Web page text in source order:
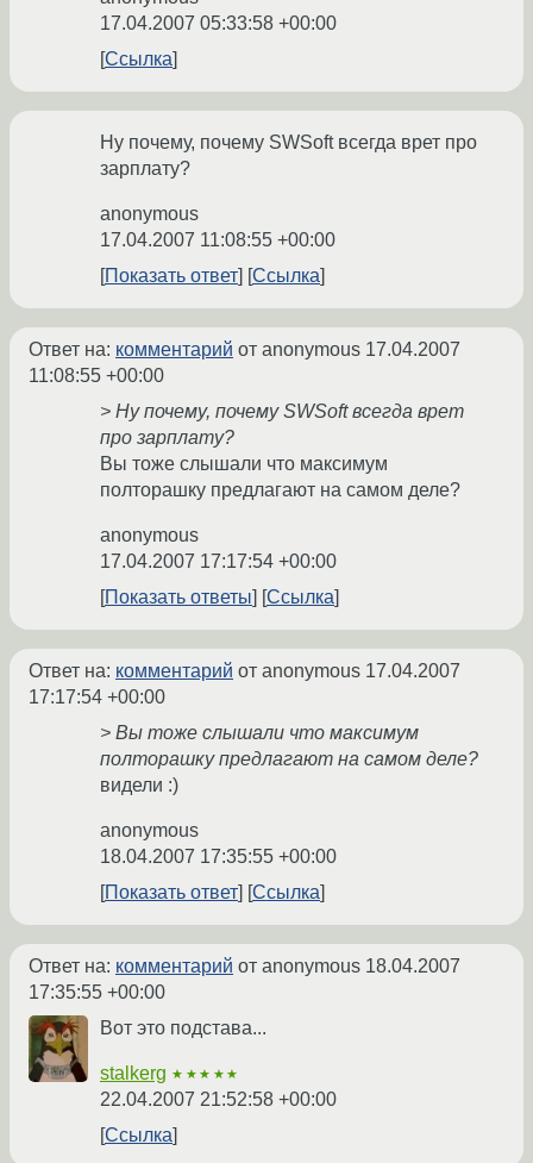
17.04.2007 05:33:58 +00:00
Ссылка
Ну почему, почему SWSoft всегда врет про
зарплату?
anonymous
17.04.2007 11:08:55 +00:00
Показать ответ
Ссылка
Ответ на: комментарий от anonymous 17.04.2007
11:08:55 +00:00
> Ну почему, почему SWSoft всегда врет
про зарплату?
Вы тоже слышали что максимум
полторашку предлагают на самом деле?
anonymous
17.04.2007 17:17:54 +00:00
Показать ответы
Ссылка
Ответ на: комментарий от anonymous 17.04.2007
17:17:54 +00:00
> Вы тоже слышали что максимум
полторашку предлагают на самом деле?
видели :)
anonymous
18.04.2007 17:35:55 +00:00
Показать ответ
Ссылка
Ответ на: комментарий от anonymous 18.04.2007
17:35:55 +00:00
Вот это подстава...
stalkerg ★★★★★
22.04.2007 21:52:58 +00:00
Ссылка